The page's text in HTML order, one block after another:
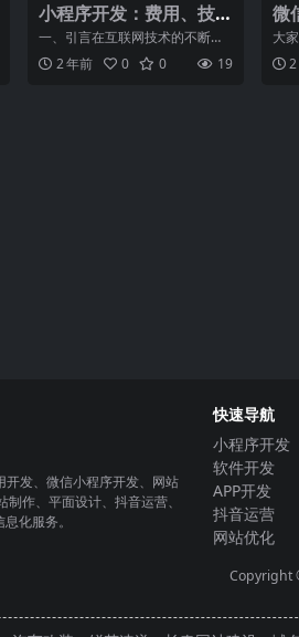
小程序开发：费用、技
术、市场三者关系解析
一、引言在互联网技术的不断推
进和移动应用的快速发展中，小
程序成为了一种新的产品形
2 年前 0 0 19
微
台
大
一
恼
开发、微信小程序开发、网站
制作、平面设计、抖音运营、
化服务。
快速导航
小程序开发
软件开发
APP开发
抖音运营
网站优化
Copyright